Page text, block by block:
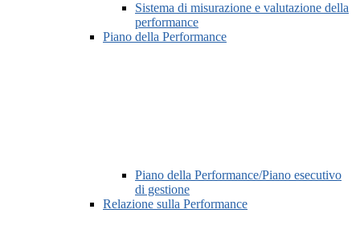
Sistema di misurazione e valutazione della
performance
Piano della Performance
Piano della Performance/Piano esecutivo
di gestione
Relazione sulla Performance